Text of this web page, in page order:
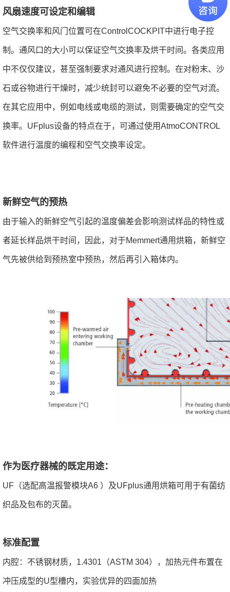
风扇速度可设定和编辑
空气交换率和风门位置可在ControlCOCKPIT中进行电子控
制。通风口的大小可以保证空气交换率及烘干时间。各类应用
中不仅仅建议，甚至强制要求对通风进行控制。在对粉末、沙
石或谷物进行干燥时，减少统封可以避免不必要的空气对流。
在其它应用中，例如电线或电缆的测试，则需要确定的空气交
换率。UFplus设备的特点在于，可通过使用AtmoCONTROL
软件进行温度的编程和空气交换率设定。
新鲜空气的预热
由于输入的新鲜空气引起的温度偏差会影响测试样品的特性或
者延长样品烘干时间，因此，对于Memmert通用烘箱，新鲜空
气先被供给到预热室中预热，然后再引入箱体内。
作为医疗器械的既定用途：
UF（选配高温报警模块A6 ）及UFplus通用烘箱可用于有菌纺
织品及包布的灭菌。
标准配置
内腔：不锈钢材质，1.4301（ASTM 304），加热元件布置在
冲压成型的U型槽内，实验优异的四面加热